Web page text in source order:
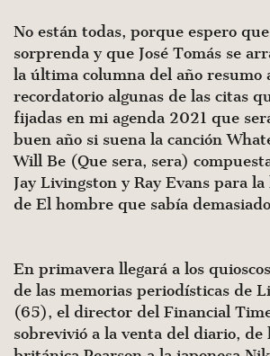
No están todas, porque espero
sorprenda y que José Tomás se
la última columna del año resumo
recordatorio algunas de las citas
fijadas en mi agenda 2021 que
buen año si suena la canción
Will Be (Que sera, sera)
Jay Livingston y Ray Evans para
de El hombre que sabía
En primavera llegará a los
de las memorias periodísticas de
(65), el director del Financial
sobrevivió a la venta del diario, de